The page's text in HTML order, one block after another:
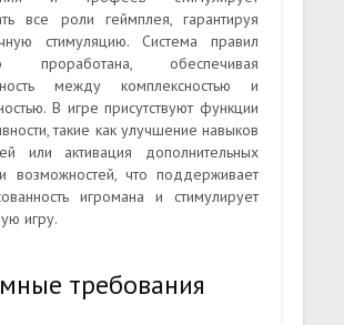
все роли геймплея, гарантируя
стимуляцию. Система правил
проработана, обеспечивая
между комплексностью и
В игре присутствуют функции
такие как улучшение навыков
или активация дополнительных
возможностей, что поддерживает
игромана и стимулирует
игру.
требования